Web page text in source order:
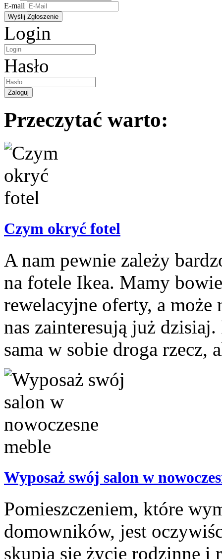
E-mail
Login
Hasło
Przeczytać warto:
Czym okryć fotel
A nam pewnie zależy
na fotele Ikea. Mamy
rewelacyjne oferty, a
nas zainteresują już
sama w sobie droga rzecz,
Wyposaż swój salon w
Pomieszczeniem, które
domowników, jest
skupia się życie rodzinne i